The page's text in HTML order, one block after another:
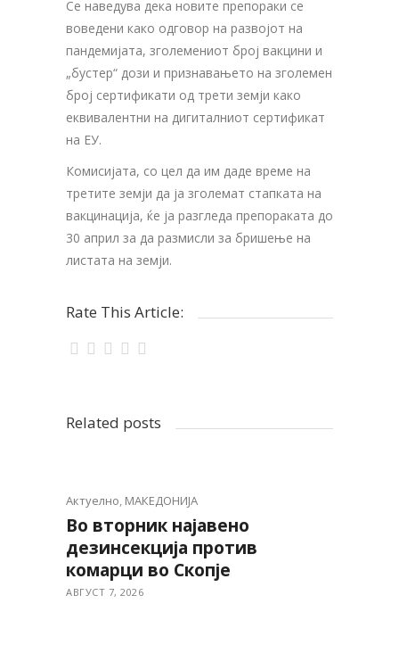
Се наведува дека новите препораки се
воведени како одговор на развојот на
пандемијата, зголемениот број вакцини и
„бустер“ дози и признавањето на зголемен
број сертификати од трети земји како
еквивалентни на дигиталниот сертификат
на ЕУ.
Комисијата, со цел да им даде време на
третите земји да ја зголемат стапката на
вакцинација, ќе ја разгледа препораката до
30 април за да размисли за бришење на
листата на земји.
Rate This Article:
Related posts
Актуелно, МАКЕДОНИЈА
Во вторник најавено
дезинсекција против
комарци во Скопје
АВГУСТ 7, 2026